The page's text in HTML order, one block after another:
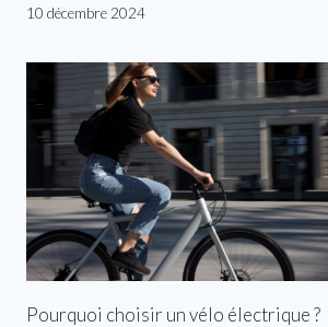
10 décembre 2024
Pourquoi choisir un vélo électrique ?